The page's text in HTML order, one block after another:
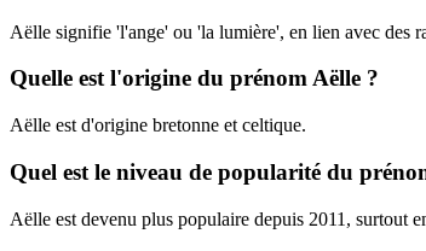
Aëlle signifie 'l'ange' ou 'la lumière', en lien avec des
Quelle est l'origine du prénom Aëlle ?
Aëlle est d'origine bretonne et celtique.
Quel est le niveau de popularité du
Aëlle est devenu plus populaire depuis 2011, surtout